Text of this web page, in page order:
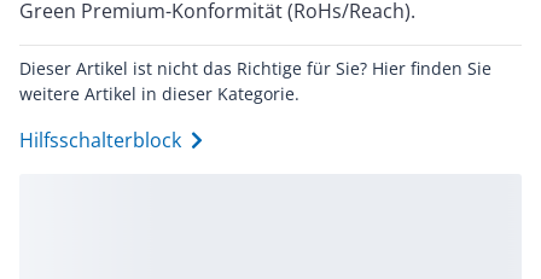
Green Premium-Konformität (RoHs/Reach).
Dieser Artikel ist nicht das Richtige für Sie? Hier finden Sie
weitere Artikel in dieser Kategorie.
Hilfsschalterblock